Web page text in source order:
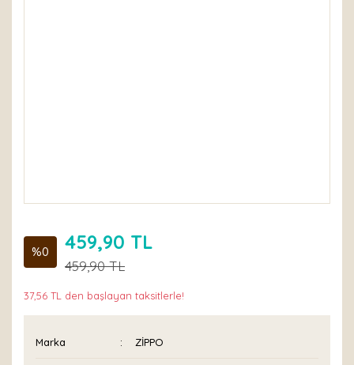
%0 459,90 TL
459,90 TL
37,56 TL den başlayan taksitlerle!
Marka ZİPPO